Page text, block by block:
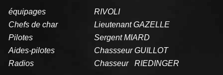
équipages
RIVOLI
Chefs de char
Lieutenant GAZELLE
Pilotes
Sergent MIARD
Aides-pilotes
Chassseur GUILLOT
Radios
Chasseur RIEDINGER